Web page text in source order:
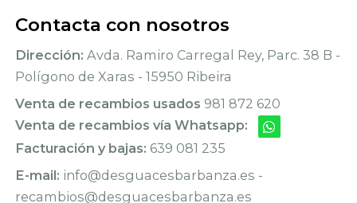
Contacta con nosotros
Dirección: Avda. Ramiro Carregal Rey, Parc. 38 B -
Polígono de Xaras - 15950 Ribeira
Venta de recambios usados 981 872 620
Venta de recambios vía Whatsapp:
Facturación y bajas: 639 081 235
E-mail: info@desguacesbarbanza.es -
recambios@desguacesbarbanza.es